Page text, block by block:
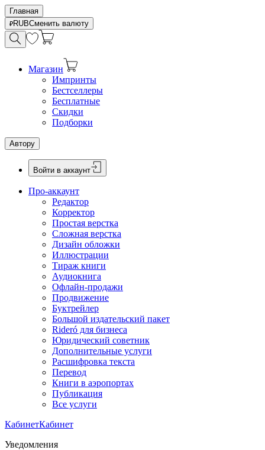
Главная
RUBСменить валюту
Магазин
Импринты
Бестселлеры
Бесплатные
Скидки
Подборки
Автору
Войти в аккаунт
Про-аккаунт
Редактор
Корректор
Простая верстка
Сложная верстка
Дизайн обложки
Иллюстрации
Тираж книги
Аудиокнига
Офлайн-продажи
Продвижение
Буктрейлер
Большой издательский пакет
Rideró для бизнеса
Юридический советник
Дополнительные услуги
Расшифровка текста
Перевод
Книги в аэропортах
Публикация
Все услуги
КабинетКабинет
Уведомления